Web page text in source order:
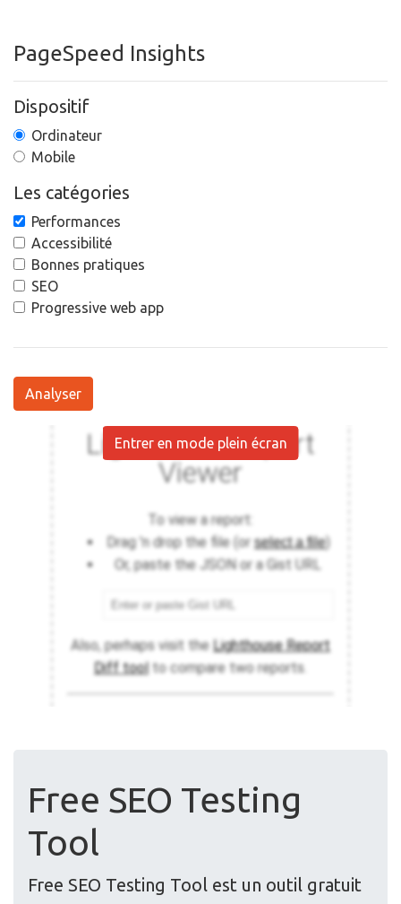
PageSpeed Insights
Dispositif
Ordinateur
Mobile
Les catégories
Performances
Accessibilité
Bonnes pratiques
SEO
Progressive web app
Analyser
Entrer en mode plein écran
Free SEO Testing
Tool
Free SEO Testing Tool est un outil gratuit